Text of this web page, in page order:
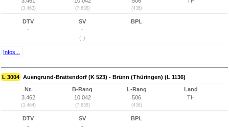
(3.463) (7.638) (436)
DTV
-
SV
-
(-)
BPL
Infos...
L 3004 Auengrund-Brattendorf (K 523) - Brünn (Thüringen) (L 1136)
Nr.
3.462
(3.464)
B-Rang
10.042
(7.638)
L-Rang
506
(436)
Land
TH
DTV
-
SV
-
BPL